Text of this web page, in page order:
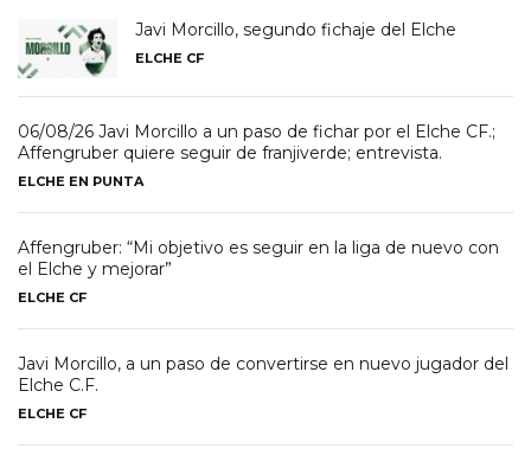
Javi Morcillo, segundo fichaje del Elche
ELCHE CF
06/08/26 Javi Morcillo a un paso de fichar por el Elche CF.;
Affengruber quiere seguir de franjiverde; entrevista.
ELCHE EN PUNTA
Affengruber: “Mi objetivo es seguir en la liga de nuevo con
el Elche y mejorar”
ELCHE CF
Javi Morcillo, a un paso de convertirse en nuevo jugador del
Elche C.F.
ELCHE CF